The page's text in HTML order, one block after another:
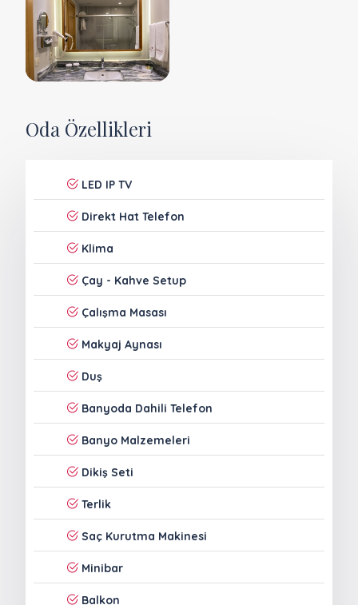
Oda Özellikleri
LED IP TV
Direkt Hat Telefon
Klima
Çay - Kahve Setup
Çalışma Masası
Makyaj Aynası
Duş
Banyoda Dahili Telefon
Banyo Malzemeleri
Dikiş Seti
Terlik
Saç Kurutma Makinesi
Minibar
Balkon